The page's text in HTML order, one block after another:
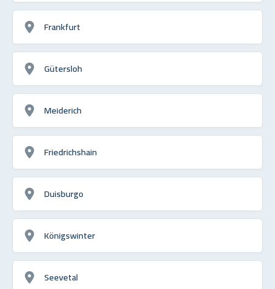
Frankfurt
Gütersloh
Meiderich
Friedrichshain
Duisburgo
Königswinter
Seevetal